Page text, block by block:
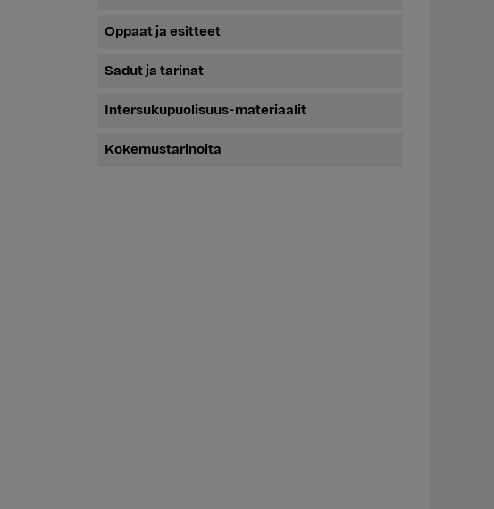
Oppaat ja esitteet
Sadut ja tarinat
Intersukupuolisuus-materiaalit
Kokemustarinoita